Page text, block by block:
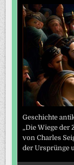
Geschichte
„Die Wiege der
von Charles
der Ursprünge